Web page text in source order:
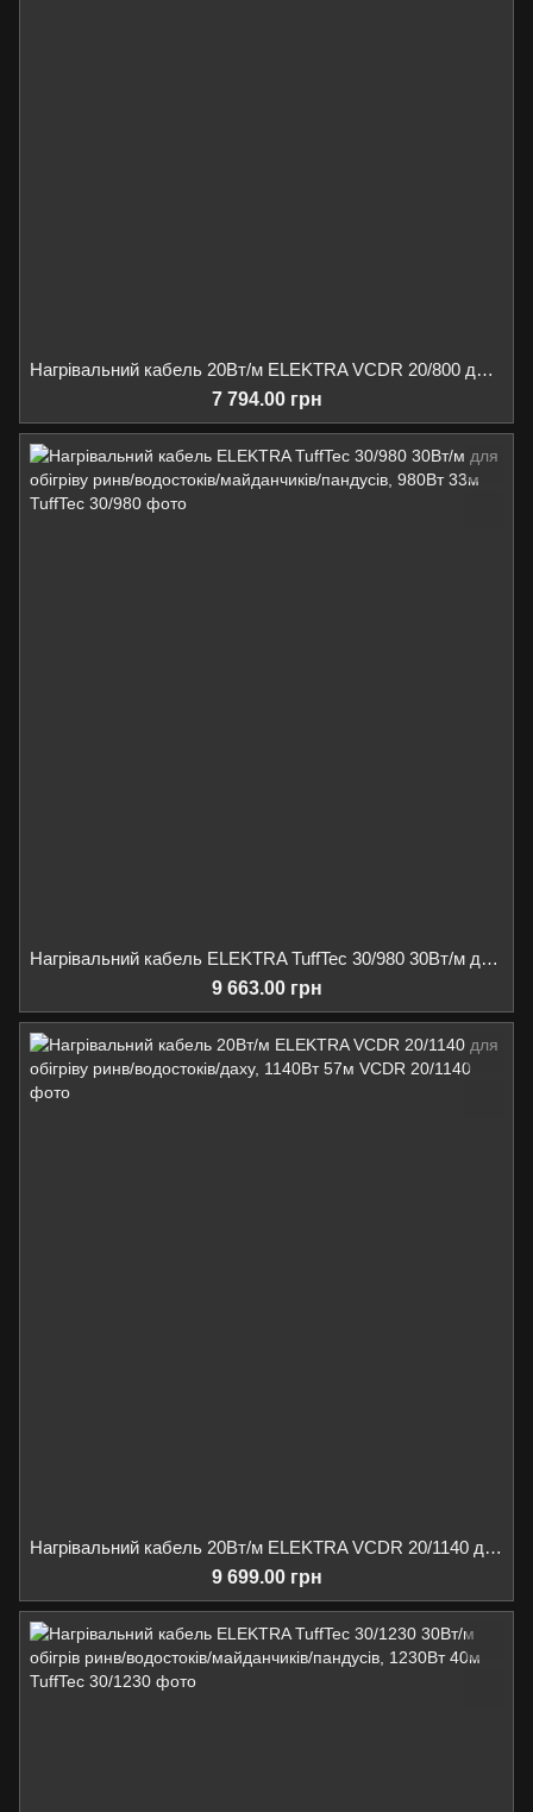
Нагрівальний кабель 20Вт/м ELEKTRA VCDR 20/800 для обігріву ринв/водостоків/даху, 800Вт 40м
7 794.00 грн
Нагрівальний кабель ELEKTRA TuffTec 30/980 30Вт/м для обігріву ринв/водостоків/майданчиків/пандусів, 980Вт 33м
9 663.00 грн
Нагрівальний кабель 20Вт/м ELEKTRA VCDR 20/1140 для обігріву ринв/водостоків/даху, 1140Вт 57м
9 699.00 грн